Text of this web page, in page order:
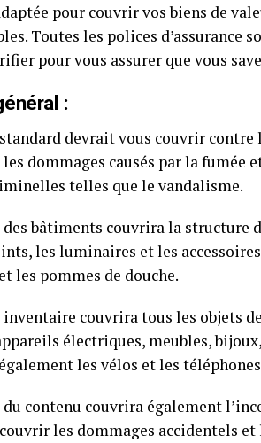
pour couvrir vos biens de
Toutes les polices d’assurance
pour vous assurer que vous
:
devrait vous couvrir contre
dommages causés par la fumée
telles que le vandalisme.
des bâtiments couvrira la structure
les luminaires et les
les pommes de douche.
inventaire couvrira tous les objets
électriques, meubles,
les vélos et les
du contenu couvrira également
les dommages accidentels et